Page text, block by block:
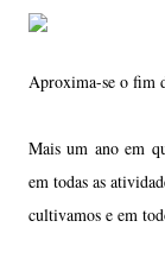
Aproxima-se o fim
Mais um ano em
em todas as
cultivamos e em